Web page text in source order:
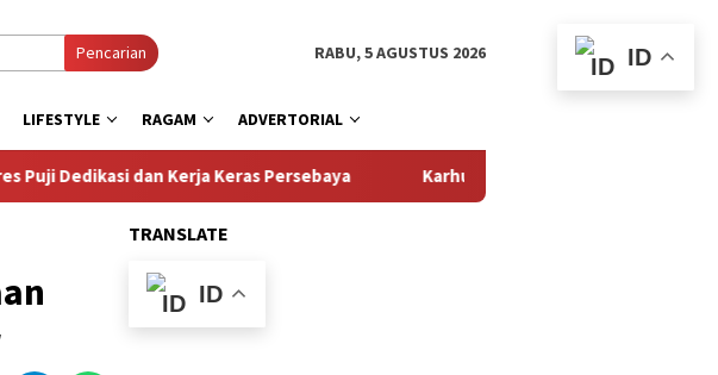
Pencarian RABU, 5 AGUSTUS 2026
LIFESTYLE RAGAM ADVERTORIAL
dan Kerja Keras Persebaya Karhutla Bromo: BPBD Jatim Kerahkan Drone
TRANSLATE
ID
ID